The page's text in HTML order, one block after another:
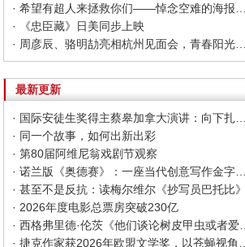
· 《忠臣藏》日美同步上映
· 周彦辰、骆明劼亮相杭州见面会，青春阳光活力十足
最新更新
· 同一个故事，如何出新出彩
· 第80届阿维尼翁戏剧节观察
· 诺兰版《奥德赛》：一座当代创意写作金字塔的宏伟与平庸
· 甚至不是反抗：读梅尔维尔《抄写员巴托比》
· 2026年度电影总票房突破230亿
· 西格弗里德·伦茨《他们谈论树皮甲虫或者爱情》：请捍卫日常生活，千千万万次